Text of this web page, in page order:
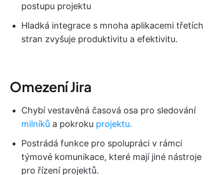
postupu projektu
Hladká integrace s mnoha aplikacemi třetích
stran zvyšuje produktivitu a efektivitu.
Omezení Jira
Chybí vestavěná časová osa pro sledování
milníků a pokroku projektu.
Postrádá funkce pro spolupráci v rámci
týmové komunikace, které mají jiné nástroje
pro řízení projektů.